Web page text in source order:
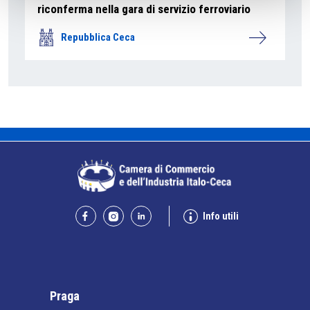
riconferma nella gara di servizio ferroviario
Repubblica Ceca
Info utili
Praga